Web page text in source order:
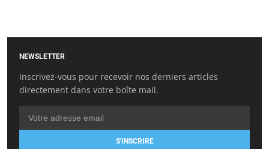
NEWSLETTER
Inscrivez-vous pour recevoir nos derniers articles
directement dans votre boîte mail.
S'INSCRIRE